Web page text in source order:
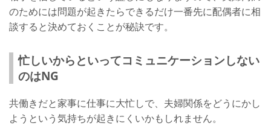
のためには問題が起きたらできるだけ一番先に配偶者に相
談すると決めておくことが秘訣です。
忙しいからといってコミュニケーションしない
のはNG
共働きだと家事に仕事に大忙しで、夫婦関係をどうにかし
ようという気持ちが起きにくいかもしれません。